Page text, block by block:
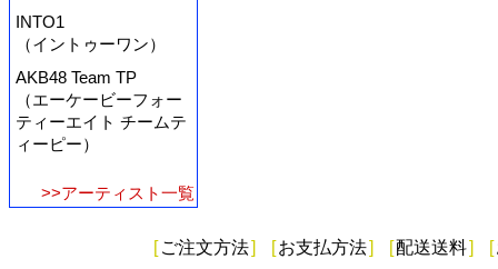
INTO1
（イントゥーワン）
AKB48 Team TP
（エーケービーフォー
ティーエイト チームテ
ィーピー）
>>アーティスト一覧
[ ご注文方法] [お支払方法] [配送送料] [